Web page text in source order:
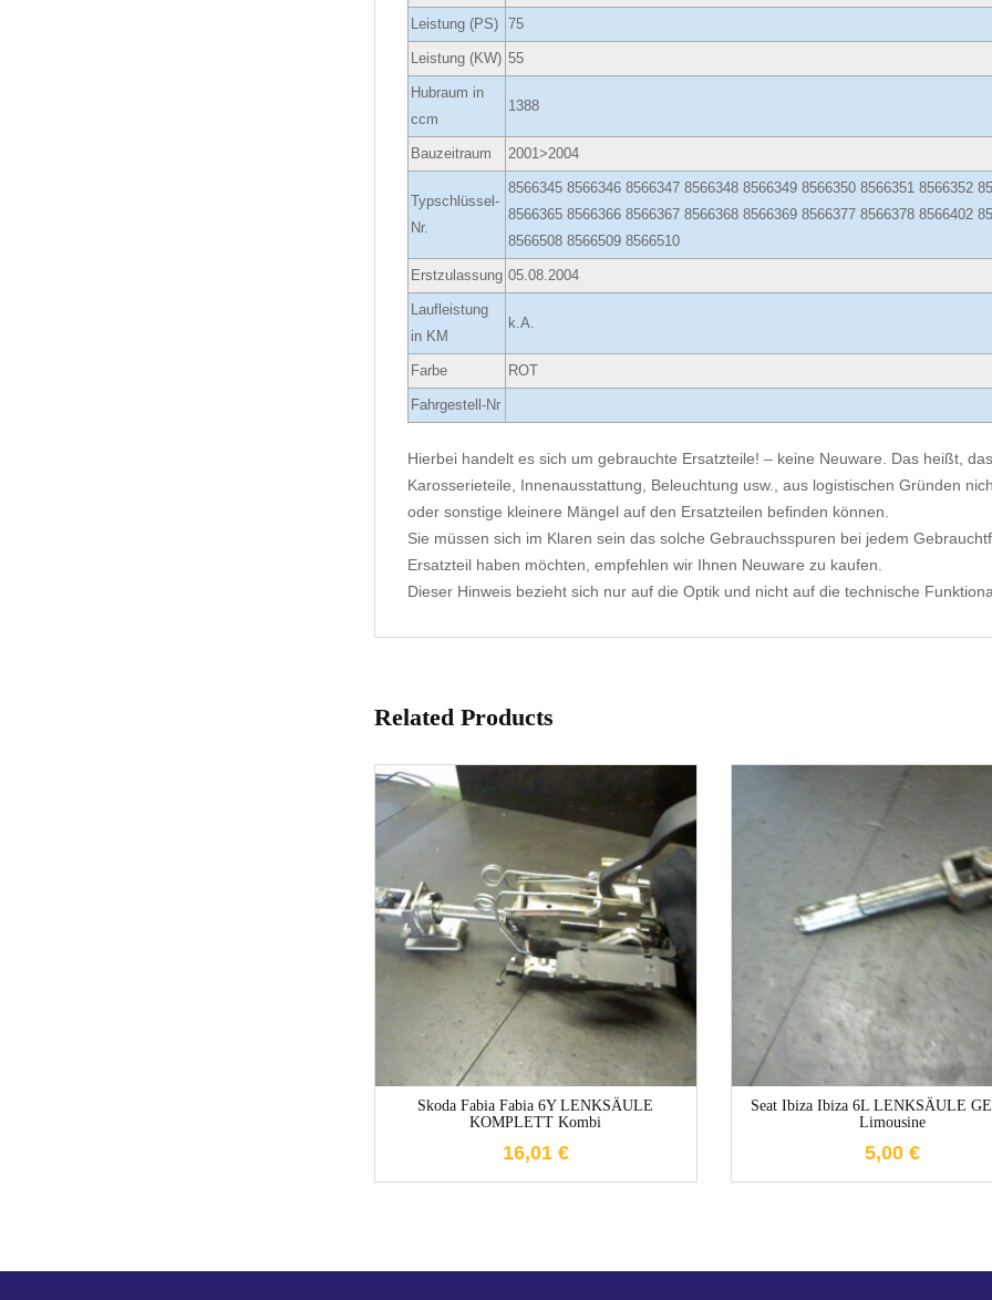
Leistung (PS) 75
Leistung (KW) 55
Hubraum in
ccm
1388
Bauzeitraum 2001>2004
Typschlüssel-
Nr.
8566345 8566346 8566347 8566348 8566349 8566350 8566351 8566352
8566365 8566366 8566367 8566368 8566369 8566377 8566378 8566402
8566508 8566509 8566510
Erstzulassung 05.08.2004
Laufleistung
in KM
k.A.
Farbe ROT
Fahrgestell-Nr
Hierbei handelt es sich um gebrauchte Ersatzteile! – keine Neuware. Das heißt,
Karosserieteile, Innenausstattung, Beleuchtung usw., aus logistischen Gründen
oder sonstige kleinere Mängel auf den Ersatzteilen befinden können.
Sie müssen sich im Klaren sein das solche Gebrauchsspuren bei jedem
Ersatzteil haben möchten, empfehlen wir Ihnen Neuware zu kaufen.
Dieser Hinweis bezieht sich nur auf die Optik und nicht auf die technische
Related Products
Skoda Fabia Fabia 6Y LENKSÄULE
KOMPLETT Kombi
16,01 €
1-3 Werktage
Seat Ibiza Ibiza 6L LENKSÄULE
Limousine
5,00 €
1-3 Werktage